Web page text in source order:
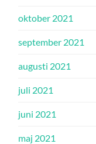
oktober 2021
september 2021
augusti 2021
juli 2021
juni 2021
maj 2021